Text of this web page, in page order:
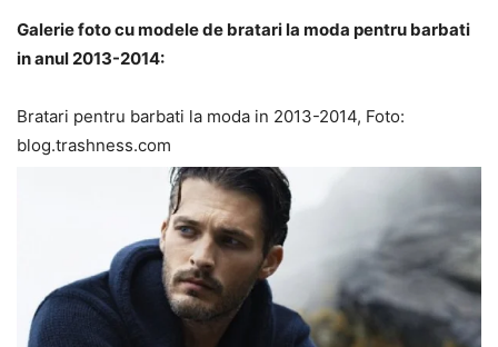
Galerie foto cu modele de bratari la moda pentru barbati
in anul 2013-2014:
Bratari pentru barbati la moda in 2013-2014, Foto:
blog.trashness.com